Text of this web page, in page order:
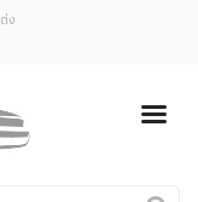
มื่อมีการอัพเดต
ง
รถใหม่